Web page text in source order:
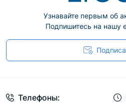
Узнавайте первым об
Подпишитесь на нашу
Телефоны: